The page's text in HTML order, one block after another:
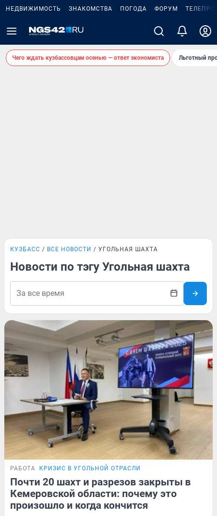
НЕДВИЖИМОСТЬ ЗНАКОМСТВА ПОГОДА ФОРУМ
Чего ждать кузбассовцам осенью — ответ экономиста Льготный
КУЗБАСС ВСЕ НОВОСТИ УГОЛЬНАЯ ШАХТА
Новости по тэгу Угольная шахта
РАБОТА КРИЗИС В УГОЛЬНОЙ ОТРАСЛИ
Почти 20 шахт и разрезов закрыты в
Кемеровской области: почему это
произошло и когда кончится